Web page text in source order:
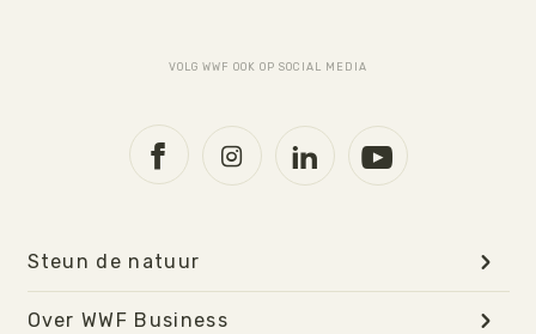
VOLG WWF OOK OP SOCIAL MEDIA
Steun de natuur
Over WWF Business